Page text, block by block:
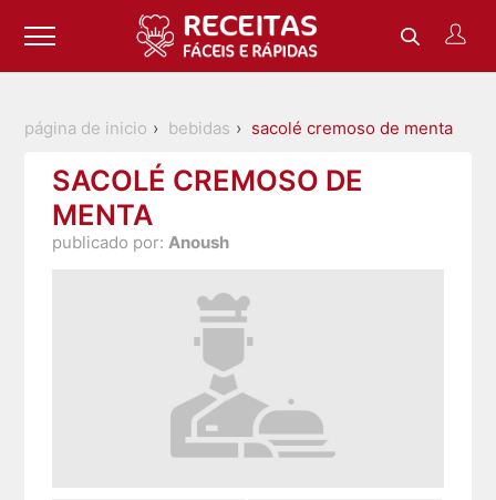
página de inicio bebidas sacolé cremoso de menta
SACOLÉ CREMOSO DE
MENTA
publicado por:Anoush